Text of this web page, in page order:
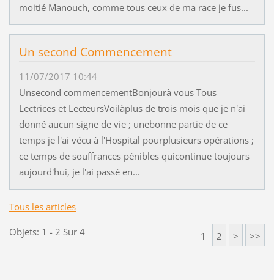
moitié Manouch, comme tous ceux de ma race je fus...
Un second Commencement
11/07/2017 10:44
Unsecond commencementBonjourà vous Tous
Lectrices et LecteursVoilàplus de trois mois que je n'ai
donné aucun signe de vie ; unebonne partie de ce
temps je l'ai vécu à l'Hospital pourplusieurs opérations ;
ce temps de souffrances pénibles quicontinue toujours
aujourd'hui, je l'ai passé en...
Tous les articles
Objets: 1 - 2 Sur 4 1 2 > >>